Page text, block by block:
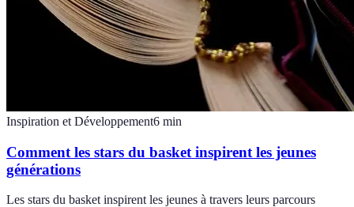
Inspiration et Développement6 min
Comment les stars du basket inspirent les jeunes
générations
Les stars du basket inspirent les jeunes à travers leurs parcours